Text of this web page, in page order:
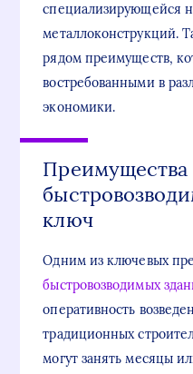
специализирующейся
металлоконструкций.
рядом преимуществ,
востребованными в
экономики.
Преимущества
ключ
Одним из ключевых
быстровозводимых
оперативность
традиционных
могут занять месяцы